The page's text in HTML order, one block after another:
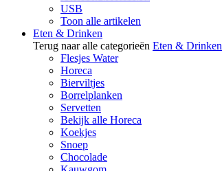
USB
Toon alle artikelen
Eten & Drinken
Terug naar alle categorieën Eten & Drinken
Flesjes Water
Horeca
Bierviltjes
Borrelplanken
Servetten
Bekijk alle Horeca
Koekjes
Snoep
Chocolade